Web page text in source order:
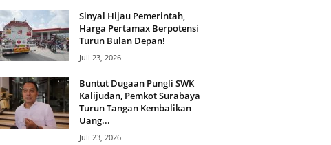
Sinyal Hijau Pemerintah,
Harga Pertamax Berpotensi
Turun Bulan Depan!
Juli 23, 2026
Buntut Dugaan Pungli SWK
Kalijudan, Pemkot Surabaya
Turun Tangan Kembalikan
Uang...
Juli 23, 2026